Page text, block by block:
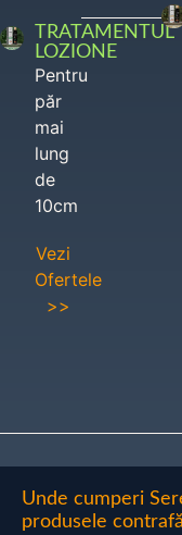
TRATAMENTUL
LOZIONE
Pentru
păr
mai
lung
de
10cm
Vezi
Ofertele
>>
Unde cumperi
produsele